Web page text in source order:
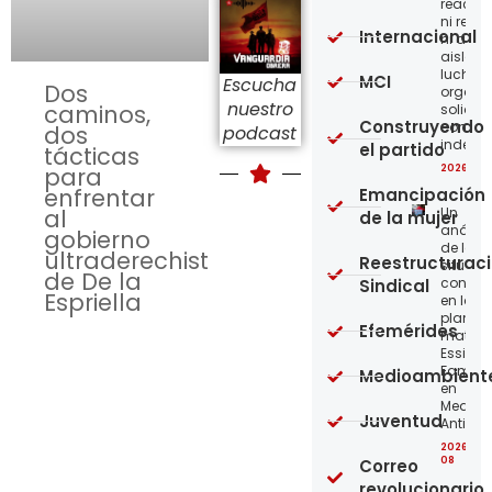
Dos
caminos,
dos
tácticas
para
enfrentar
al
gobierno
ultraderechista
de De la
Espriella
Escucha
nuestro
podcast
ni
ni
lucha,
con
2026-
Un
de la
en la
planta
matriz
Essity-
Familia
en
2026-
08
Internacional
MCI
Construyendo
el partido
Emancipación
de la mujer
Sindical
Efemérides
Juventud
Correo